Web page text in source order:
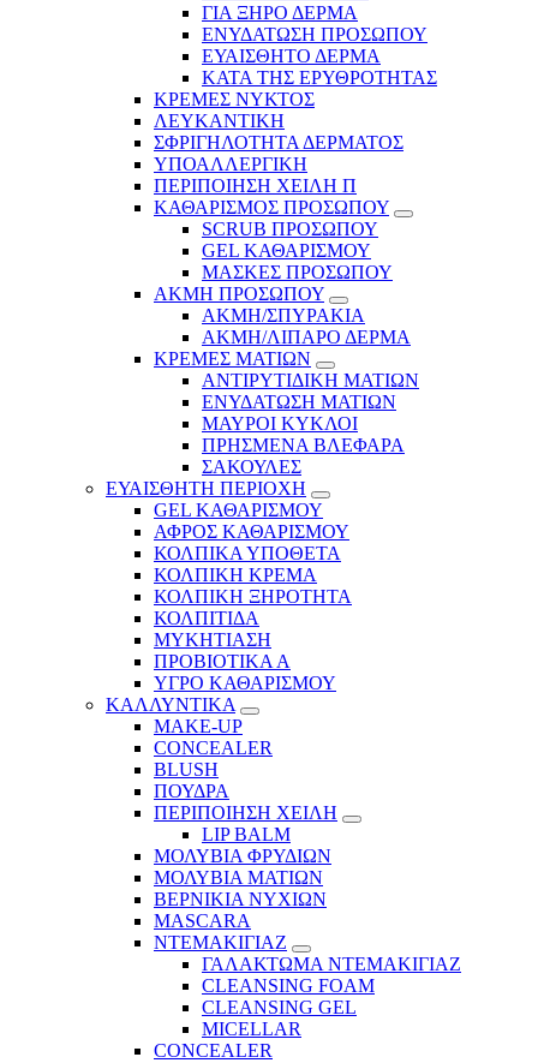
ΓΙΑ ΞΗΡΟ ΔΕΡΜΑ
ΕΝΥΔΑΤΩΣΗ ΠΡΟΣΩΠΟΥ
ΕΥΑΙΣΘΗΤΟ ΔΕΡΜΑ
ΚΑΤΑ ΤΗΣ ΕΡΥΘΡΟΤΗΤΑΣ
ΚΡΕΜΕΣ ΝΥΚΤΟΣ
ΛΕΥΚΑΝΤΙΚΗ
ΣΦΡΙΓΗΛΟΤΗΤΑ ΔΕΡΜΑΤΟΣ
ΥΠΟΑΛΛΕΡΓΙΚΗ
ΠΕΡΙΠΟΙΗΣΗ ΧΕΙΛΗ Π
ΚΑΘΑΡΙΣΜΟΣ ΠΡΟΣΩΠΟΥ
SCRUB ΠΡΟΣΩΠΟΥ
GEL ΚΑΘΑΡΙΣΜΟΥ
ΜΑΣΚΕΣ ΠΡΟΣΩΠΟΥ
ΑΚΜΗ ΠΡΟΣΩΠΟΥ
ΑΚΜΗ/ΣΠΥΡΑΚΙΑ
ΑΚΜΗ/ΛΙΠΑΡΟ ΔΕΡΜΑ
ΚΡΕΜΕΣ ΜΑΤΙΩΝ
ΑΝΤΙΡΥΤΙΔΙΚΗ ΜΑΤΙΩΝ
ΕΝΥΔΑΤΩΣΗ ΜΑΤΙΩΝ
ΜΑΥΡΟΙ ΚΥΚΛΟΙ
ΠΡΗΣΜΕΝΑ ΒΛΕΦΑΡΑ
ΣΑΚΟΥΛΕΣ
ΕΥΑΙΣΘΗΤΗ ΠΕΡΙΟΧΗ
GEL ΚΑΘΑΡΙΣΜΟΥ
ΑΦΡΟΣ ΚΑΘΑΡΙΣΜΟΥ
ΚΟΛΠΙΚΑ ΥΠΟΘΕΤΑ
ΚΟΛΠΙΚΗ ΚΡΕΜΑ
ΚΟΛΠΙΚΗ ΞΗΡΟΤΗΤΑ
ΚΟΛΠΙΤΙΔΑ
ΜΥΚΗΤΙΑΣΗ
ΠΡΟΒΙΟΤΙΚΑ Α
ΥΓΡΟ ΚΑΘΑΡΙΣΜΟΥ
ΚΑΛΛΥΝΤΙΚΑ
MAKE-UP
CONCEALER
BLUSH
ΠΟΥΔΡΑ
ΠΕΡΙΠΟΙΗΣΗ ΧΕΙΛΗ
LIP BALM
ΜΟΛΥΒΙΑ ΦΡΥΔΙΩΝ
ΜΟΛΥΒΙΑ ΜΑΤΙΩΝ
ΒΕΡΝΙΚΙΑ ΝΥΧΙΩΝ
MASCARA
ΝΤΕΜΑΚΙΓΙΑΖ
ΓΑΛΑΚΤΩΜΑ ΝΤΕΜΑΚΙΓΙΑΖ
CLEANSING FOAM
CLEANSING GEL
MICELLAR
CONCEALER